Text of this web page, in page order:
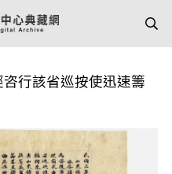
行該省巡按使迅速籌